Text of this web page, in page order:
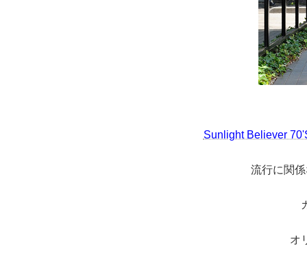
Sunlight Believer
流行に関
オ